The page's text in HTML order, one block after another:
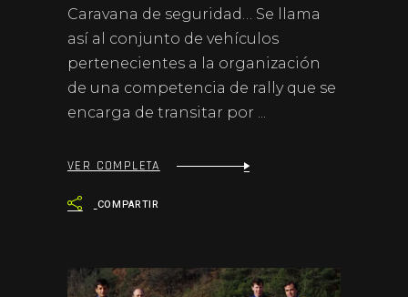
Caravana de seguridad… Se llama
así al conjunto de vehículos
pertenecientes a la organización
de una competencia de rally que se
encarga de transitar por
VER COMPLETA
COMPARTIR